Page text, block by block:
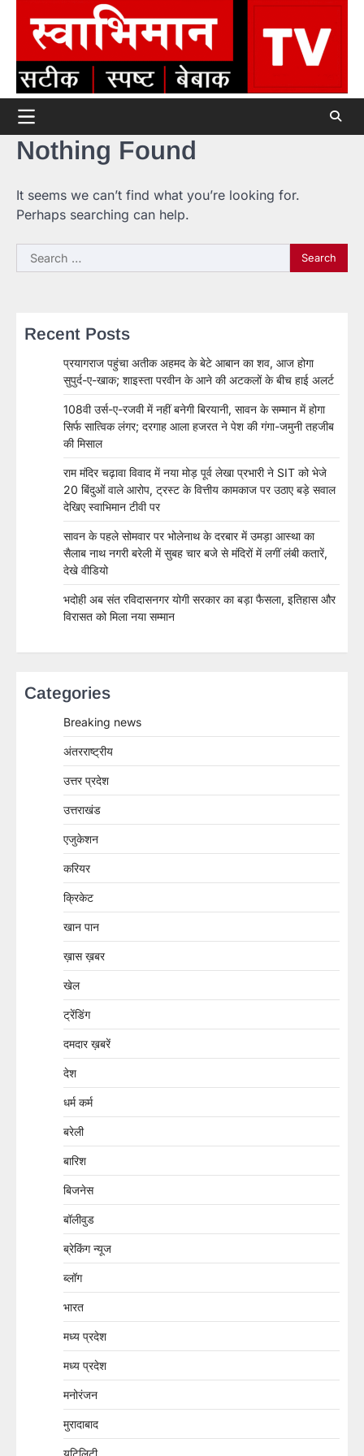
content
Nothing Found
It seems we can’t find what you’re looking for.
Perhaps searching can help.
Search
for:
Recent Posts
प्रयागराज पहुंचा अतीक अहमद के बेटे आबान का शव, आज होगा
सुपुर्द-ए-खाक; शाइस्ता परवीन के आने की अटकलों के बीच हाई अलर्ट
108वी उर्स-ए-रजवी में नहीं बनेगी बिरयानी, सावन के सम्मान में होगा
सिर्फ सात्विक लंगर; दरगाह आला हजरत ने पेश की गंगा-जमुनी तहजीब
की मिसाल
राम मंदिर चढ़ावा विवाद में नया मोड़ पूर्व लेखा प्रभारी ने SIT को भेजे
20 बिंदुओं वाले आरोप, ट्रस्ट के वित्तीय कामकाज पर उठाए बड़े सवाल
देखिए स्वाभिमान टीवी पर
सावन के पहले सोमवार पर भोलेनाथ के दरबार में उमड़ा आस्था का
सैलाब नाथ नगरी बरेली में सुबह चार बजे से मंदिरों में लगीं लंबी कतारें,
देखे वीडियो
भदोही अब संत रविदासनगर योगी सरकार का बड़ा फैसला, इतिहास और
विरासत को मिला नया सम्मान
Categories
Breaking news
अंतरराष्ट्रीय
उत्तर प्रदेश
उत्तराखंड
एजुकेशन
करियर
क्रिकेट
खान पान
ख़ास ख़बर
खेल
ट्रेंडिंग
दमदार ख़बरें
देश
धर्म कर्म
बरेली
बारिश
बिजनेस
बॉलीवुड
ब्रेकिंग न्यूज
ब्लॉग
भारत
मध्य प्रदेश
मध्य प्रदेश
मनोरंजन
मुरादाबाद
यूटिलिटी